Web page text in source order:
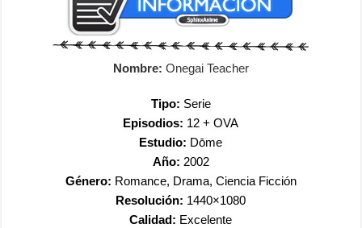
Nombre: Onegai Teacher
Tipo: Serie
Episodios: 12 + OVA
Estudio: Dōme
Año: 2002
Género: Romance, Drama, Ciencia Ficción
Resolución: 1440×1080
Calidad: Excelente